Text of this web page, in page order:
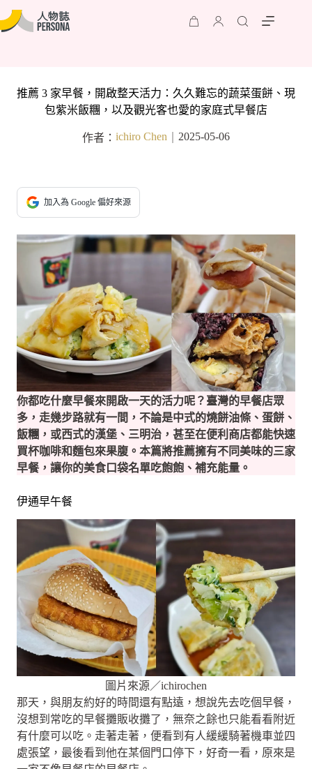
推薦 3 家早餐，開啟整天活力：久久難忘的蔬菜蛋餅、現
包紫米飯糰，以及觀光客也愛的家庭式早餐店
作者： ichiro Chen 2025-05-06
加入為 Google 偏好來源
你都吃什麼早餐來開啟一天的活力呢？臺灣的早餐店眾
多，走幾步路就有一間，不論是中式的燒餅油條、蛋餅、
飯糰，或西式的漢堡、三明治，甚至在便利商店都能快速
買杯咖啡和麵包來果腹。本篇將推薦擁有不同美味的三家
早餐，讓你的美食口袋名單吃飽飽、補充能量。
伊通早午餐
圖片來源／ichirochen
那天，與朋友約好的時間還有點遠，想說先去吃個早餐，
沒想到常吃的早餐攤販收攤了，無奈之餘也只能看看附近
有什麼可以吃。走著走著，便看到有人緩緩騎著機車並四
處張望，最後看到他在某個門口停下，好奇一看，原來是